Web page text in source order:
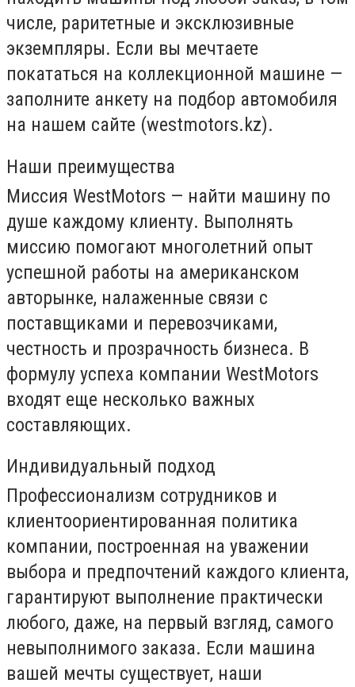
числе, раритетные и эксклюзивные
экземпляры. Если вы мечтаете
покататься на коллекционной машине —
заполните анкету на подбор автомобиля
на нашем сайте (westmotors.kz).
Наши преимущества
Миссия WestMotors — найти машину по
душе каждому клиенту. Выполнять
миссию помогают многолетний опыт
успешной работы на американском
авторынке, налаженные связи с
поставщиками и перевозчиками,
честность и прозрачность бизнеса. В
формулу успеха компании WestMotors
входят еще несколько важных
составляющих.
Индивидуальный подход
Профессионализм сотрудников и
клиентоориентированная политика
компании, построенная на уважении
выбора и предпочтений каждого клиента,
гарантируют выполнение практически
любого, даже, на первый взгляд, самого
невыполнимого заказа. Если машина
вашей мечты существует, наши